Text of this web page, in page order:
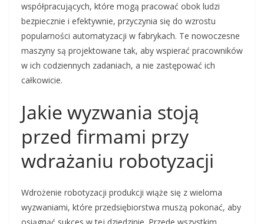
współpracujących, które mogą pracować obok ludzi
bezpiecznie i efektywnie, przyczynia się do wzrostu
popularności automatyzacji w fabrykach. Te nowoczesne
maszyny są projektowane tak, aby wspierać pracowników
w ich codziennych zadaniach, a nie zastępować ich
całkowicie.
Jakie wyzwania stoją
przed firmami przy
wdrażaniu robotyzacji
Wdrożenie robotyzacji produkcji wiąże się z wieloma
wyzwaniami, które przedsiębiorstwa muszą pokonać, aby